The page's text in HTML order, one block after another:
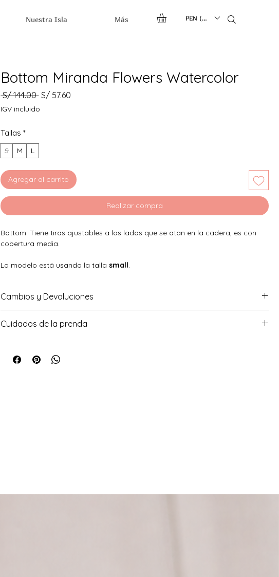
PEN (S/.)
Nuestra Isla Más
Bottom Miranda Flowers Watercolor
S/ 144.00 Precio
S/ 57.60
IGV incluido
Tallas *
S M L
Agregar al carrito
Realizar compra
Bottom: Tiene tiras ajustables a los lados que se atan en la cadera, es con
cobertura media.
La modelo está usando la tallasmall.
Cambios y Devoluciones
Cuidados de la prenda
sombra. No utilice detergentes fuertes. Enjuague inmediatamente después de
su uso. No remojar, blanquear, secar en secadora, limpiar en seco o planchar.